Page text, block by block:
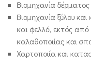
Βιομηχανία
Βιομηχανία ξύλου
και φελλό, εκτός
καλαθοποιίας και
Χαρτοποιία και